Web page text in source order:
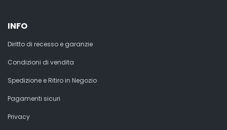
INFO
Diritto di recesso e garanzie
Condizioni di vendita
Spedizione e Ritiro in Negozio
Pagamenti sicuri
Privacy